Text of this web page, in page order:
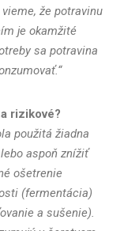
že potravinu
je okamžité
sa potravina
rizikové?
použitá žiadna
aspoň znížiť
ošetrenie
(fermentácia)
a sušenie).